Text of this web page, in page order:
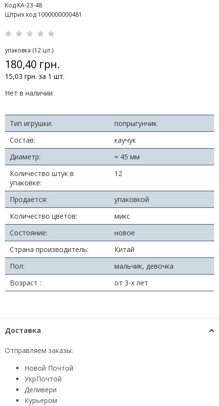
Код KA-23-48
Штрих код 1000000000481
упаковка (12 шт.)
180,40 грн.
15,03 грн. за 1 шт.
Нет в наличии
Тип игрушки:
попрыгунчик
Состав:
каучук
Диаметр:
≈ 45 мм
Количество штук в
упаковке:
12
Продаётся:
упаковкой
Количество цветов:
микс
Состояние:
новое
Страна производитель:
Китай
Пол:
мальчик, девочка
Возраст :
от 3-х лет
Доставка
Отправляем заказы:
Новой Почтой
УкрПочтой
Деливери
Курьером